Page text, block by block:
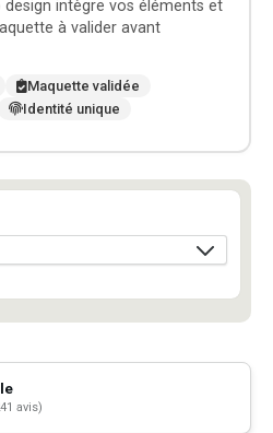
intègre vos éléments et
à valider avant
Maquette validée
Identité unique
avis)